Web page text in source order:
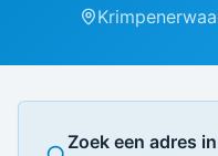
Zoek een adres in